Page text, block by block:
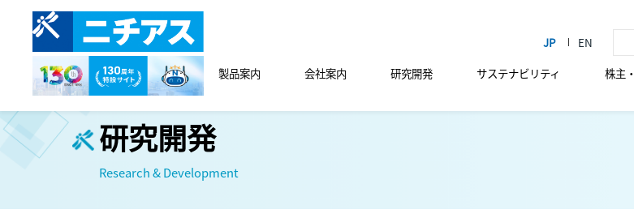
製品案内 会社案内 研究開発 サステナビリティ 株主
研究開発
Research & Development